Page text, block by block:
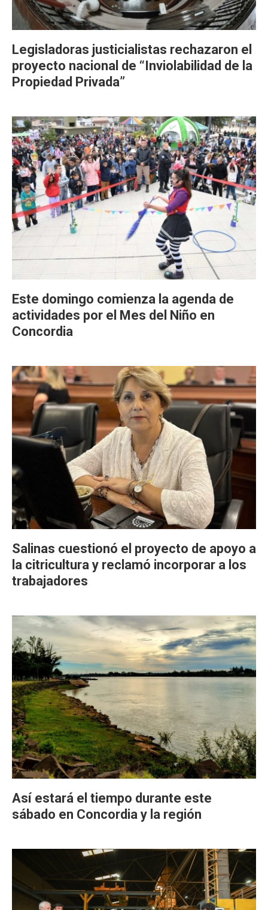
Legisladoras justicialistas rechazaron el
proyecto nacional de “Inviolabilidad de la
Propiedad Privada”
Este domingo comienza la agenda de
actividades por el Mes del Niño en
Concordia
Salinas cuestionó el proyecto de apoyo a
la citricultura y reclamó incorporar a los
trabajadores
Así estará el tiempo durante este
sábado en Concordia y la región